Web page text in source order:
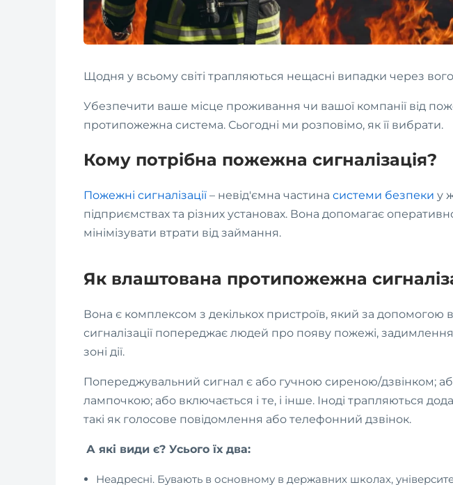
Щодня у всьому світі трапляються нещасні випадки через
Убезпечити ваше місце проживання чи вашої компанії від
протипожежна система. Сьогодні ми розповімо, як її вибрати.
Кому потрібна пожежна сигналізація?
Пожежні сигналізації – невід'ємна частина системи безпеки у
підприємствах та різних установах. Вона допомагає
мінімізувати втрати від займання.
Як влаштована протипожежна
Вона є комплексом з декількох пристроїв, який за допомогою
сигналізації попереджає людей про появу пожежі,
зоні дії.
Попереджувальний сигнал є або гучною сиреною/дзвінком;
лампочкою; або включається і те, і інше. Іноді трапляються
такі як голосове повідомлення або телефонний дзвінок.
А які види є? Усього їх два:
Неадресні. Бувають в основному в державних школах,